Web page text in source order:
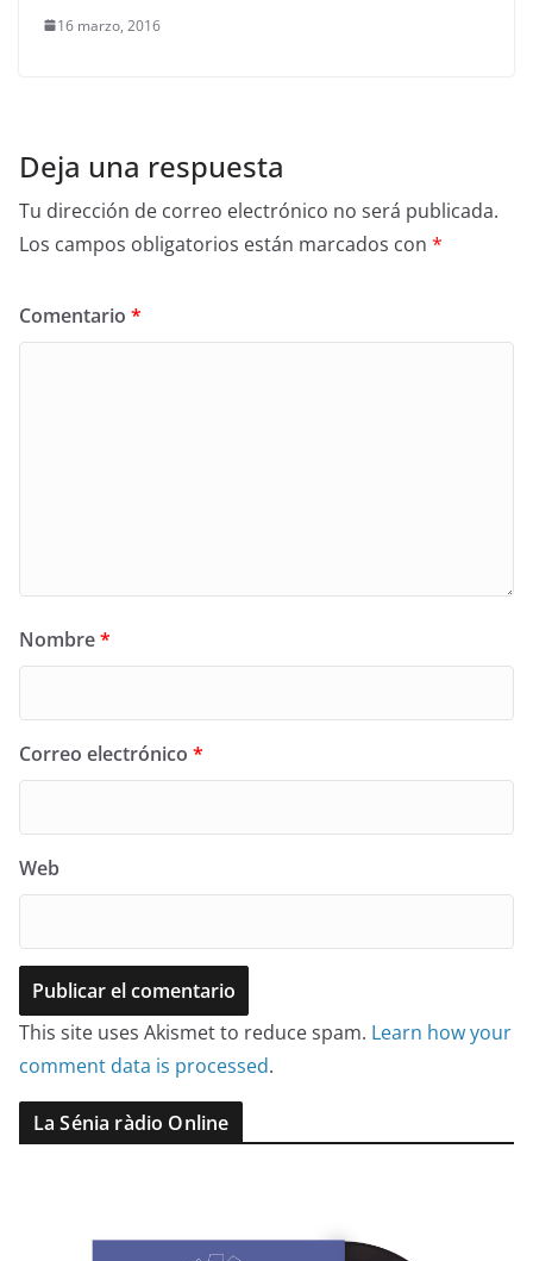
16 marzo, 2016
Deja una respuesta
Tu dirección de correo electrónico no será publicada.
Los campos obligatorios están marcados con *
Comentario *
Nombre*
Correo electrónico *
Web
This site uses Akismet to reduce spam. Learn how your
comment data is processed.
La Sénia ràdio Online